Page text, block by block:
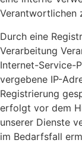
Verantwortlichen
Durch eine
Verarbeitung
Internet-Service-
vergebene IP-
Registrierung
erfolgt vor dem
unserer Dienste
im Bedarfsfall